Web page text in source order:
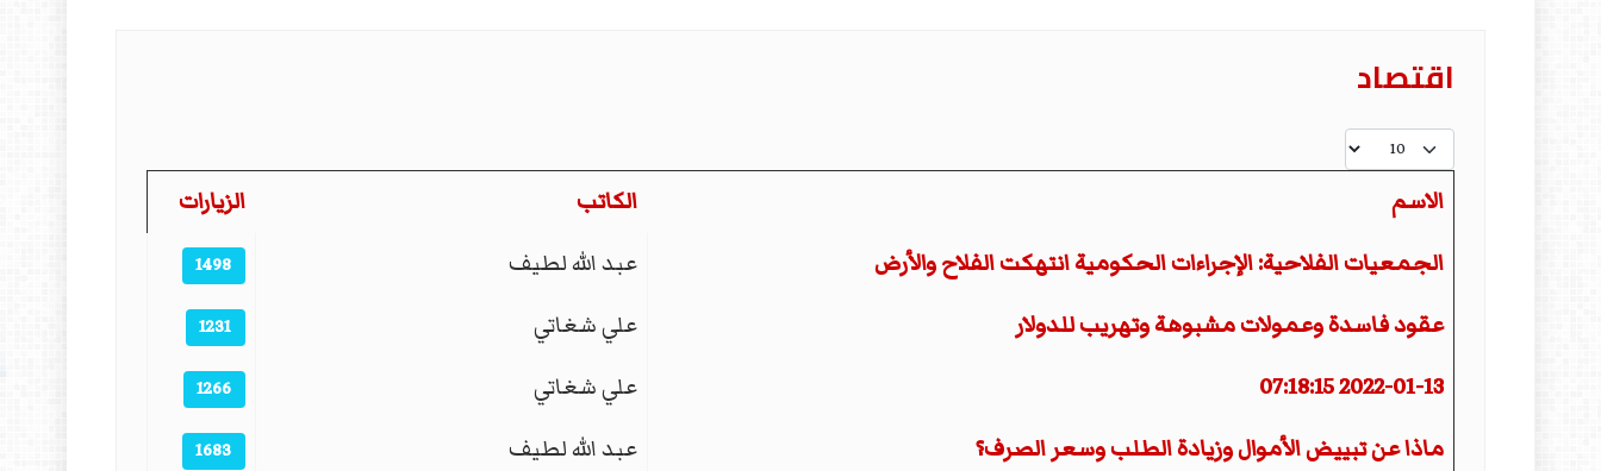
اقتصاد
عدد الإظهارات:
المقالات
الاسم الكاتب
الزيارات
الجمعيات الفلاحية: الإجراءات الحكومية انتهكت الفلاح والأرض
عبد الله لطيف 1498
عقود فاسدة وعمولات مشبوهة وتهريب للدولار علي شغاتي 1231
2022-01-13 07:18:15 علي شغاتي 1266
ماذا عن تبييض الأموال وزيادة الطلب وسعر الصرف؟ عبد الله لطيف 1683